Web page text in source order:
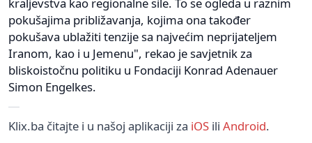
pokušajima približavanja, kojima ona također
pokušava ublažiti tenzije sa najvećim neprijateljem
Iranom, kao i u Jemenu", rekao je savjetnik za
bliskoistočnu politiku u Fondaciji Konrad Adenauer
Simon Engelkes.
Klix.ba čitajte i u našoj aplikaciji za iOS ili Android.